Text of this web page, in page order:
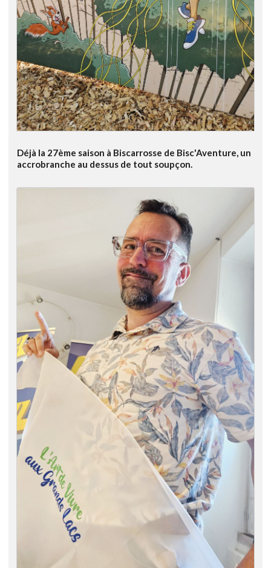
Déjà la 27ème saison à Biscarrosse de Bisc'Aventure, un
accrobranche au dessus de tout soupçon.